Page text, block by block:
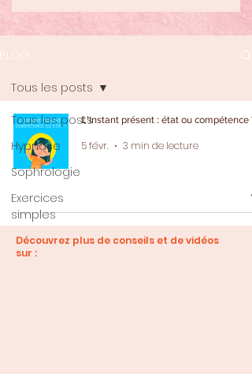
BLOG
Tous les posts
Hypnose
Sophrologie
Exercices
simples
Tous les posts
L’instant présent : état ou compétence ?
5 févr. 3 min de lecture
Découvrez plus de conseils et de vidéos
sur :